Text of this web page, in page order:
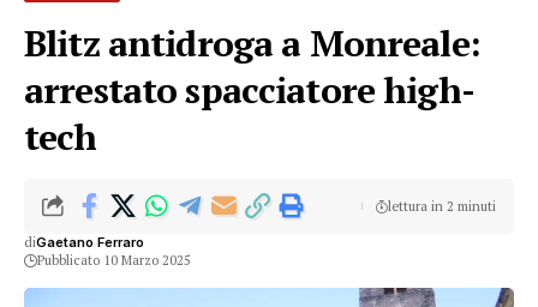
Blitz antidroga a Monreale:
arrestato spacciatore high-
tech
diGaetano Ferraro
Pubblicato 10 Marzo 2025
lettura in 2 minuti